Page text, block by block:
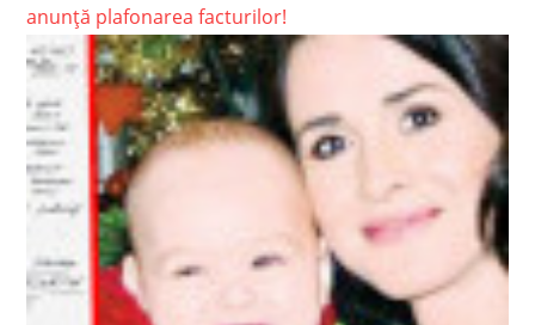
anunță plafonarea facturilor!